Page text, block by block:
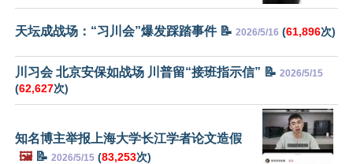
天坛成战场：“习川会”爆发踩踏事件 📝 2026/5/16 (61,896次)
川习会 北京安保如战场 川普留“接班指示信” 📝 2026/5/15
(62,627次)
知名博主举报上海大学长江学者论文造假
🖼️📝 2026/5/15 (83,253次)